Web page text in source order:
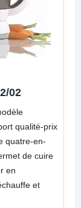
02
qualité-prix
quatre-en-
de cuire
en
et